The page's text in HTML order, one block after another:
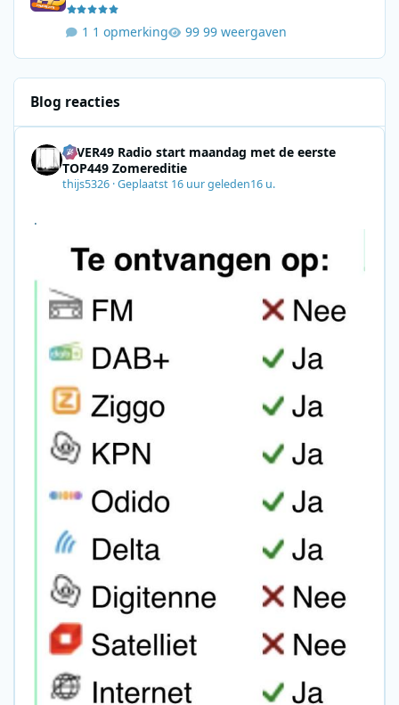
1 opmerking 99 weergaven
Blog reacties
4EVER49 Radio start maandag met de eerste
TOP449 Zomereditie
thijs5326 ·Geplaatst 16 uur geleden16 u.
.